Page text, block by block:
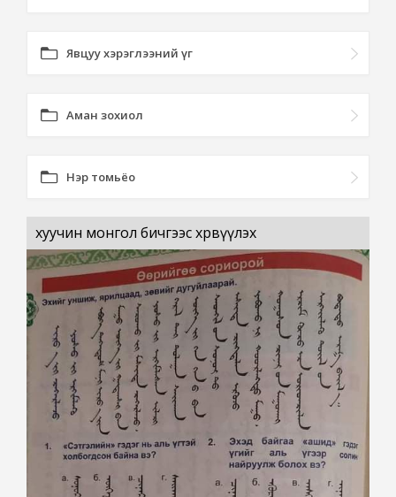
Явцуу хэрэглээний үг
Аман зохиол
Нэр томьёо
хуучин монгол бичгээс хөрвүүлэх